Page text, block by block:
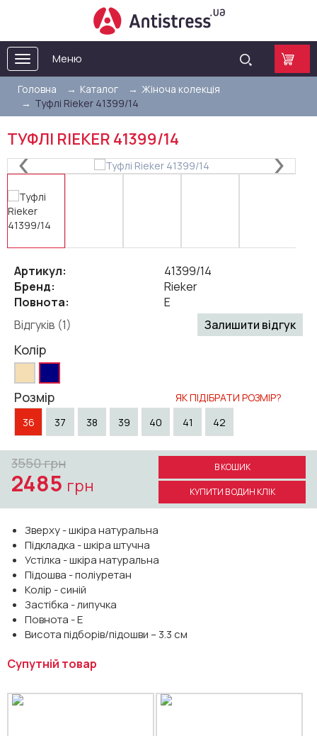
Toggle
navigation
Меню
Головна Каталог
Жіноча колекція
Туфлі Rieker 41399/14
ТУФЛІ RIEKER 41399/14
Артикул:
41399/14
Бренд:
Rieker
Повнота:
E
Відгуків (1)
Залишити відгук
Колір
Розмір
ЯК ПІДІБРАТИ РОЗМІР?
36
37 38 39 40 41 42
3550грн
2485 грн
В КОШИК
КУПИТИ В ОДИН КЛІК
Зверху - шкіра натуральна
Підкладка - шкіра штучна
Устілка - шкіра натуральна
Підошва - поліуретан
Колір - синій
Застібка - липучка
Повнота - Е
Висота підборів/підошви – 3.3 см
Супутній товар